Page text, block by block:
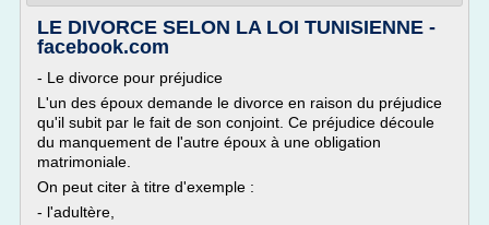
LE DIVORCE SELON LA LOI TUNISIENNE -
facebook.com
- Le divorce pour préjudice
L'un des époux demande le divorce en raison du préjudice
qu'il subit par le fait de son conjoint. Ce préjudice découle
du manquement de l'autre époux à une obligation
matrimoniale.
On peut citer à titre d'exemple :
- l'adultère,